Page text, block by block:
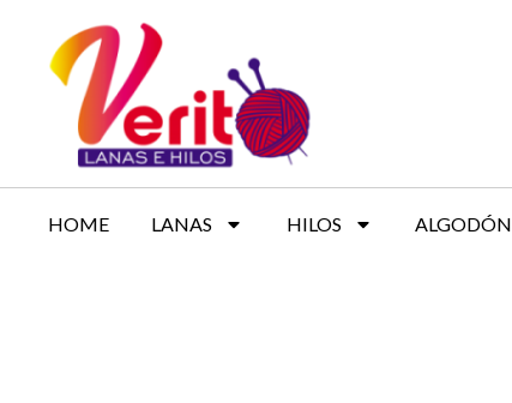
HOME LANAS HILOS ALGODÓN